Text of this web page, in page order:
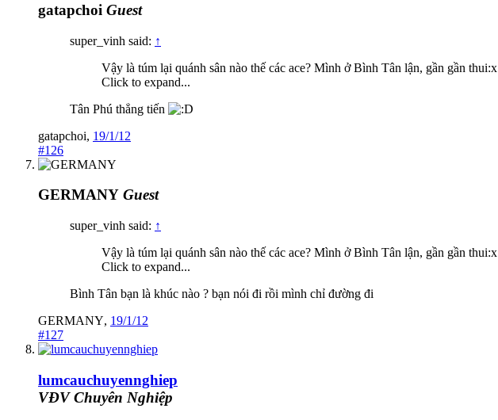
gatapchoi Guest
super_vinh said: ↑
Vậy là túm lại quánh sân nào thế các ace? Mình ở Bình Tân lận, gần gần thui:x
Click to expand...
Tân Phú thẳng tiến
gatapchoi, 19/1/12
#126
GERMANY Guest
super_vinh said: ↑
Vậy là túm lại quánh sân nào thế các ace? Mình ở Bình Tân lận, gần gần thui:x
Click to expand...
Bình Tân bạn là khúc nào ? bạn nói đi rồi mình chỉ đường đi
GERMANY, 19/1/12
#127
lumcauchuyennghiep
VĐV Chuyên Nghiệp